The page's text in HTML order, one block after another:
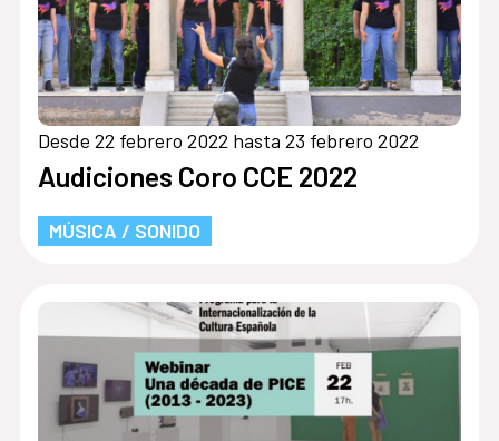
Desde 22 febrero 2022 hasta 23 febrero 2022
Audiciones Coro CCE 2022
MÚSICA / SONIDO